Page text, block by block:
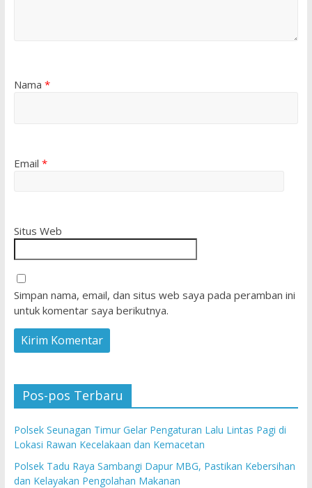
Nama *
Email *
Situs Web
Simpan nama, email, dan situs web saya pada peramban ini
untuk komentar saya berikutnya.
Pos-pos Terbaru
Polsek Seunagan Timur Gelar Pengaturan Lalu Lintas Pagi di
Lokasi Rawan Kecelakaan dan Kemacetan
Polsek Tadu Raya Sambangi Dapur MBG, Pastikan Kebersihan
dan Kelayakan Pengolahan Makanan